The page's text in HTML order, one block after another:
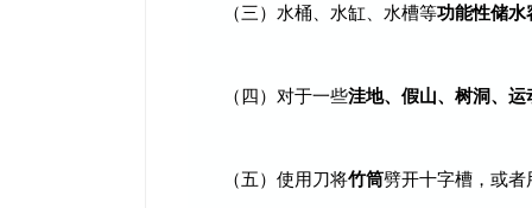
（三）水桶、水缸、水槽等功能性储水
（四）对于一些洼地、假山、树洞、运
（五）使用刀将竹筒劈开十字槽，或